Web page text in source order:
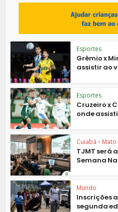
Esportes
Grêmio x
assistir ao
Esportes
Cruzeiro x
onde
Cuiabá • Mato
TJMT será
Semana
Mundo
Inscrições
segunda